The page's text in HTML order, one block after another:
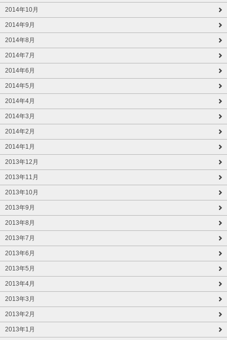
2014年10月
2014年9月
2014年8月
2014年7月
2014年6月
2014年5月
2014年4月
2014年3月
2014年2月
2014年1月
2013年12月
2013年11月
2013年10月
2013年9月
2013年8月
2013年7月
2013年6月
2013年5月
2013年4月
2013年3月
2013年2月
2013年1月